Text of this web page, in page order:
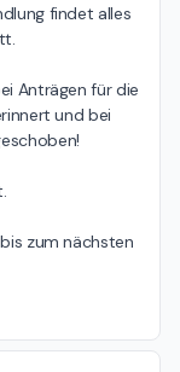
findet alles
Anträgen für die
und bei
zum nächsten